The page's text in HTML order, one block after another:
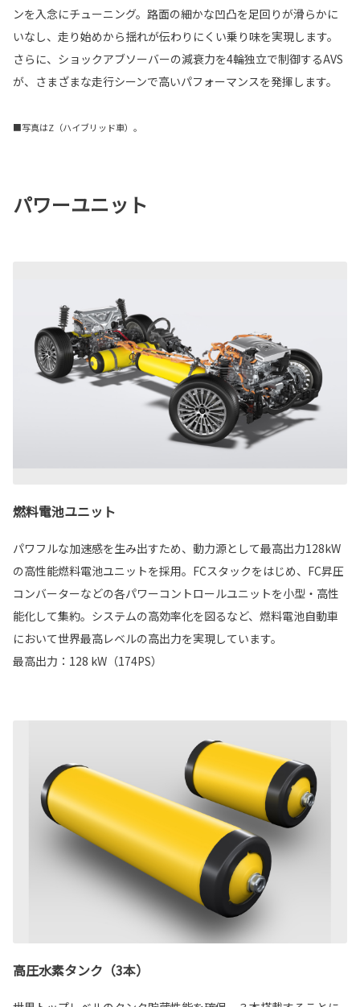
ンを入念にチューニング。路面の細かな凹凸を足回りが滑らかに
いなし、走り始めから揺れが伝わりにくい乗り味を実現します。
さらに、ショックアブソーバーの減衰力を4輪独立で制御するAVS
が、さまざまな走行シーンで高いパフォーマンスを発揮します。
■写真はZ（ハイブリッド車）。
パワーユニット
燃料電池ユニット
パワフルな加速感を生み出すため、動力源として最高出力128kW
の高性能燃料電池ユニットを採用。FCスタックをはじめ、FC昇圧
コンバーターなどの各パワーコントロールユニットを小型・高性
能化して集約。システムの高効率化を図るなど、燃料電池自動車
において世界最高レベルの高出力を実現しています。
最高出力：128 kW（174PS）
高圧水素タンク（3本）